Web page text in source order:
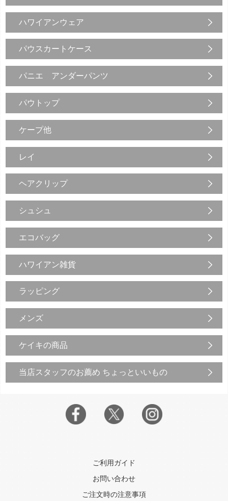
ハワイアンウェア
パウスカートケース
パニエ アンダーパンツ
パウトップ
ケープ他
レイ
ヘアクリップ
シュシュ
エコバッグ
ハワイアン雑貨
ラッピング
メンズ
ケイキの商品
当店スタッフのお薦め ちょっといいもの
ご利用ガイド
お問い合わせ
ご注文時の注意事項